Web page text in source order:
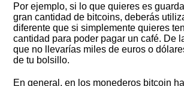
Por ejemplo, si lo que quieres es
gran cantidad de bitcoins, deberás
diferente que si simplemente quieres
cantidad para poder pagar un café. De
que no llevarías miles de euros o
de tu bolsillo.
En general, en los monederos bitcoin